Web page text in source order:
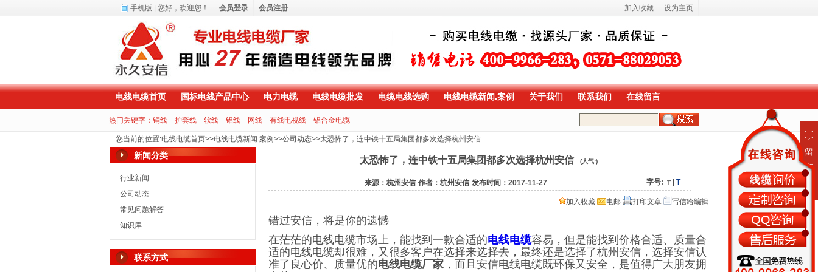
电线电缆首页 国标电线产品中心 电力电缆 电线电缆批发 电缆电线选购 电线电缆新闻.案例 关于我们 联系我们 在线留言
热门关键字： 铜线 护套线 软线 铝线 网线 有线电视线 铝合金电缆
您当前的位置:电线电缆首页>>电线电缆新闻.案例>>公司动态>>太恐怖了，连中铁十五局集团都多次选择杭州安信
新闻分类
行业新闻
公司动态
常见问题解答
知识库
联系方式
太恐怖了，连中铁十五局集团都多次选择杭州安信 (人气:)
来源：杭州安信 作者：杭州安信 发布时间：2017-11-27 字号: T T
加入收藏 电邮 打印文章 写信给编辑
错过安信，将是你的遗憾
在茫茫的电线电缆市场上，能找到一款合适的电线电缆容易，但是能找到价格合适、质量合
适的电线电缆却很难，又很多客户在选择来选择去，最终还是选择了杭州安信，选择安信认
准了良心价、质量优的电线电缆厂家 ，而且安信电线电缆既环保又安全，是值得广大朋友拥
手机版 | 您好， 欢迎您！ 会员登录 会员注册 加入收藏 设为主页
留
言